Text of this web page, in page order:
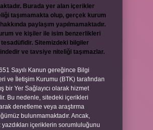
Burada yer alan içerikler
taşımamakta olup, gerçek kurum
paylaşım yapılmamaktadır.
ve kişiler ile isim benzerlikleri
Sitemizdeki bilgiler
ve tavsiye niteliği taşımazlar.
Sayılı Kanun gereğince Bilgi
ve İletişim Kurumu (BTK) tarafından
bir Yer Sağlayıcı olarak hizmet
Bu nedenle, sitedeki içerikleri
denetleme veya araştırma
bulunmamaktadır. Ancak,
içeriklerin sorumluluğunu